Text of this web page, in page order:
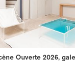
Ouverte 2026,